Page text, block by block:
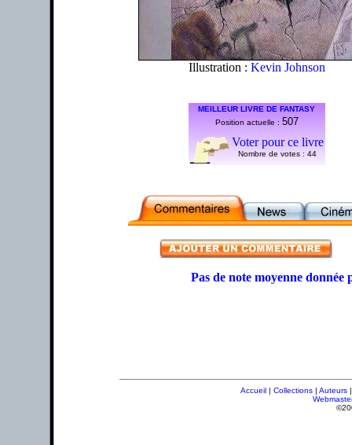
Illustration : Kevin Johnson
MEILLEUR LIVRE DE FANTASY
Position actuelle : 507
Voter pour ce livre
Nombre de votes : 44
Pas de note moyenne
Accueil | Collections | Auteurs